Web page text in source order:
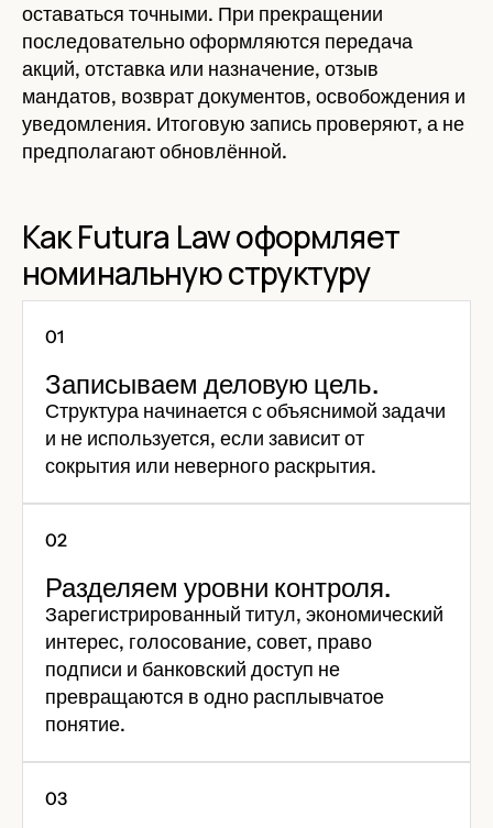
оставаться точными. При прекращении
последовательно оформляются передача
акций, отставка или назначение, отзыв
мандатов, возврат документов, освобождения и
уведомления. Итоговую запись проверяют, а не
предполагают обновлённой.
Как Futura Law оформляет
номинальную структуру
Записываем деловую цель.
Структура начинается с объяснимой задачи
и не используется, если зависит от
сокрытия или неверного раскрытия.
Разделяем уровни контроля.
Зарегистрированный титул, экономический
интерес, голосование, совет, право
подписи и банковский доступ не
превращаются в одно расплывчатое
понятие.